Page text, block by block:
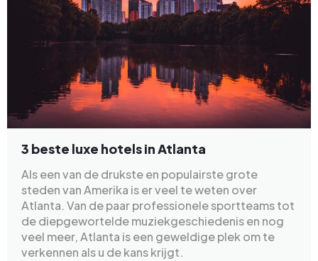
3 beste luxe hotels in Atlanta
Als een van de drukste en populairste grote
steden van Amerika is er veel te weten over
Atlanta. Van de paar professionele sportteams tot
de diepgewortelde muziekgeschiedenis en nog
veel meer, Atlanta is een geweldige plek om te
verkennen als u de kans krijgt.